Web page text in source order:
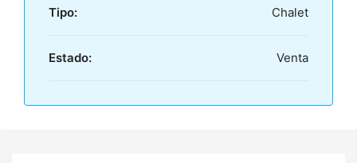
Tipo: Chalet
Estado: Venta